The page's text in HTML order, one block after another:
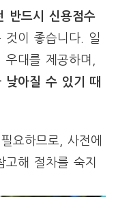
반드시 신용점수
것이 좋습니다. 일
대를 제공하며,
낮아질 수 있기 때
요하므로, 사전에
해 절차를 숙지